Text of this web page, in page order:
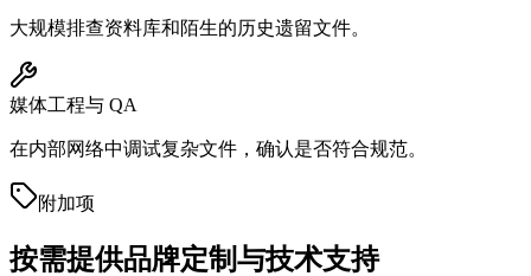
大规模排查资料库和陌生的历史遗留文件。
媒体工程与 QA
在内部网络中调试复杂文件，确认是否符合规范。
附加项
按需提供品牌定制与技术支持